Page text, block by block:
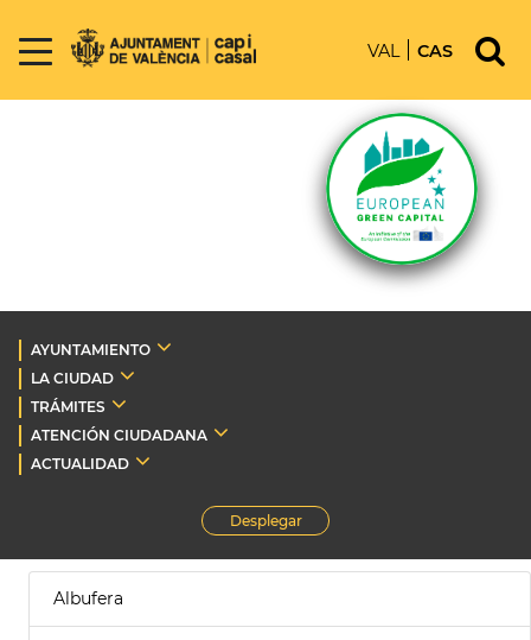
VAL CAS
AYUNTAMIENTO
LA CIUDAD
TRÁMITES
ATENCIÓN CIUDADANA
ACTUALIDAD
Desplegar
Albufera